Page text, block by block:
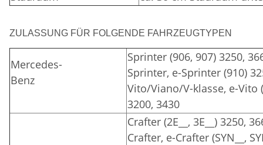
ZULASSUNG FÜR FOLGENDE FAHRZEUGTYPEN
Mercedes-
Benz
Sprinter (906, 907) 3250,
Sprinter, e-Sprinter (910)
Vito/Viano/V-klasse, e-Vito
3200, 3430
Crafter (2E__, 3E__) 3250,
Crafter, e-Crafter (SYN__,